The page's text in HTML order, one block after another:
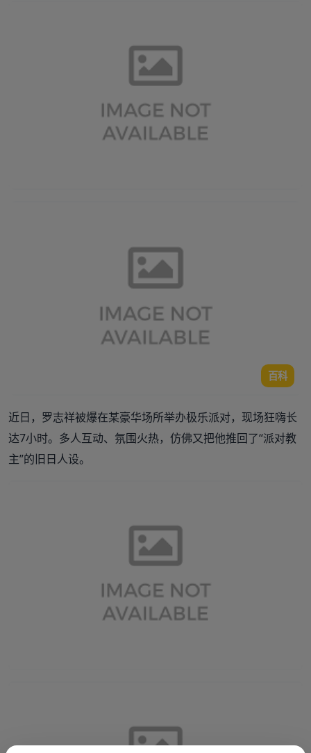
百科
近日，罗志祥被爆在某豪华场所举办极乐派对，现场狂嗨长
达7小时。多人互动、氛围火热，仿佛又把他推回了“派对教
主”的旧日人设。